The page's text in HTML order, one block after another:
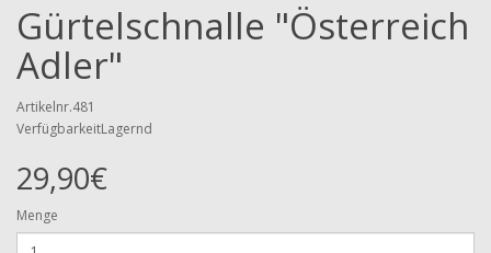
Gürtelschnalle "Österreich
Adler"
Artikelnr.481
VerfügbarkeitLagernd
29,90€
Menge